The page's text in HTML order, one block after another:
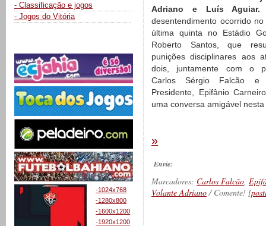
- Classificação e jogos
- Jogos do Vitória
-1024x768
-1280x800
-1600x1200
-1920x1200
Adriano e Luís Aguiar.
desentendimento ocorrido
última quinta no Estádio
Roberto Santos, que
punições disciplinares aos
dois, juntamente com o
Carlos Sérgio Falcão
Presidente, Epifânio
uma conversa amigável
»
Envie:
Marcadores: Carlos Falcão
Volante Adriano / Comente! [